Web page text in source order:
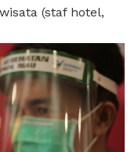
(staf hotel,